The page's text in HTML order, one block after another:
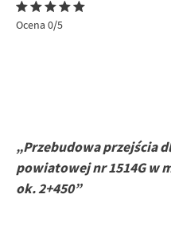
Ocena 0/5
„Przebudowa przejścia
powiatowej nr 1514G w
ok. 2+450”